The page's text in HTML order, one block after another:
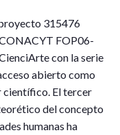
315476
FOP06-
con la serie
abierto como
científico. El tercer
del concepto
humanas ha